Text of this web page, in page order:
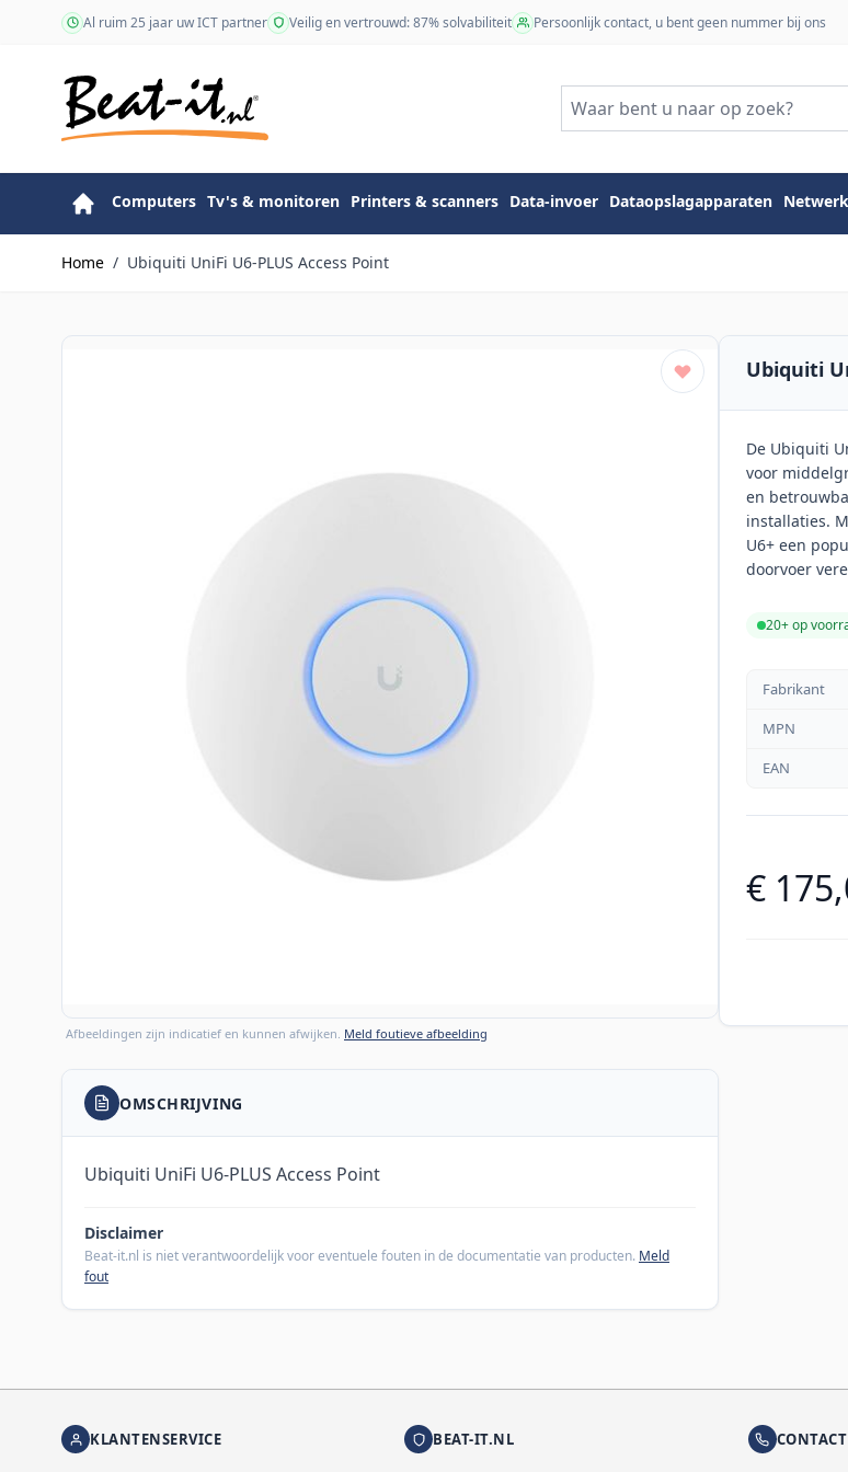
Ga naar de inhoudAl ruim 25 jaar uw ICT partner Veilig en vertrouwd: 87% solvabiliteit Persoonlijk contact, u bent geen nummer bij ons
Computers Tv's & monitoren Printers & scanners Data-invoer Dataopslagapparaten
Home / Ubiquiti UniFi U6-PLUS Access Point
Afbeeldingen zijn indicatief en kunnen afwijken. Meld foutieve afbeelding
Ubiquiti
De Ubiquiti
voor
en
installaties.
U6+ een
doorvoer
20+ op
Fabrikant
MPN
EAN
€
OMSCHRIJVING
Ubiquiti UniFi U6-PLUS Access Point
Disclaimer
Beat-it.nl is niet verantwoordelijk voor eventuele fouten in de documentatie van producten. Meld
fout
KLANTENSERVICE BEAT-IT.NL CONTACT